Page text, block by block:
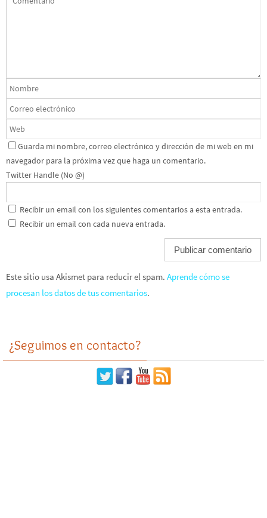
Guarda mi nombre, correo electrónico y dirección de mi web en mi
navegador para la próxima vez que haga un comentario.
Twitter Handle (No @)
Recibir un email con los siguientes comentarios a esta entrada.
Recibir un email con cada nueva entrada.
Este sitio usa Akismet para reducir el spam. Aprende cómo se
procesan los datos de tus comentarios.
¿Seguimos en contacto?